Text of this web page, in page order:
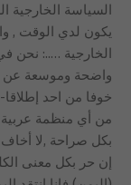
السياسة الخارجية
يكون لدي الوقت ,
الخارجية …..: نحن
واضحة وموسعة عن
خوفا من احد
من أي منظمة عربية
بكل صراحة ,لا أخاف
إن حر بكل معنى